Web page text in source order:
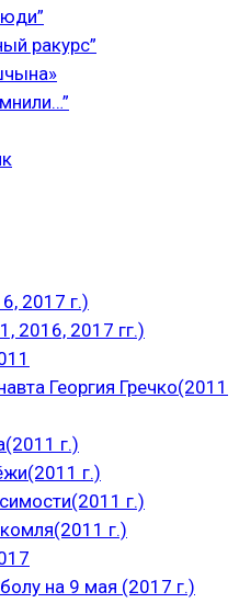
ракурс”
2017 г.)
2016, 2017 гг.)
Георгия Гречко(2011
г.)
г.)
г.)
г.)
на 9 мая (2017 г.)